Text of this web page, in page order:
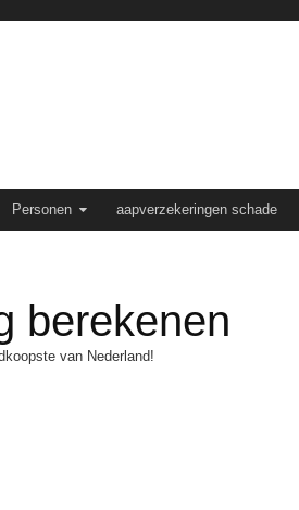
Personen aapverzekeringen schade
berekenen
van Nederland!